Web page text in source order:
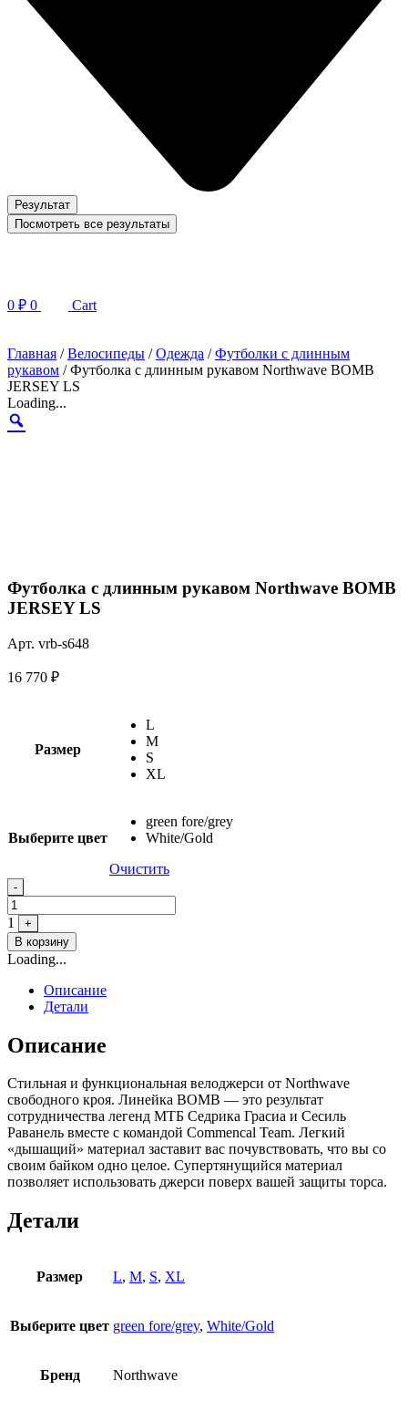
Результат
Посмотреть все результаты
0 ₽ 0 Cart
Главная /Велосипеды /Одежда /Футболки с длинным
рукавом / Футболка с длинным рукавом Northwave BOMB
JERSEY LS
Loading...
Футболка с длинным рукавом Northwave BOMB
JERSEY LS
Арт. vrb-s648
16 770 ₽
Размер
L
M
S
XL
Выберите цвет
green fore/grey
White/Gold
Очистить
Quantity
-
1
+
В корзину
Loading...
Описание
Детали
Описание
Стильная и функциональная велоджерси от Northwave
свободного кроя. Линейка BOMB — это результат
сотрудничества легенд МТБ Седрика Грасиа и Сесиль
Раванель вместе с командой Commencal Team. Легкий
«дышащий» материал заставит вас почувствовать, что вы со
своим байком одно целое. Супертянущийся материал
позволяет использовать джерси поверх вашей защиты торса.
Детали
Размер L, M, S, XL
Выберите цвет green fore/grey, White/Gold
Бренд Northwave